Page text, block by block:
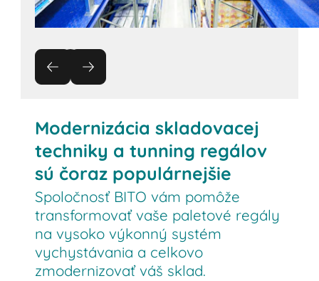
Modernizácia skladovacej
techniky a tunning regálov
sú čoraz populárnejšie
Spoločnosť BITO vám pomôže
transformovať vaše paletové regály
na vysoko výkonný systém
vychystávania a celkovo
zmodernizovať váš sklad.